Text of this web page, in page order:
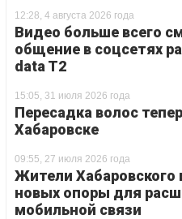
12:28, 4 августа 2026 года
Видео больше всего
общение в соцсетях
data T2
15:05, 31 июля 2026 года
Пересадка волос
Хабаровске
09:55, 27 июля 2026 года
Жители Хабаровского
новых опоры для
мобильной связи